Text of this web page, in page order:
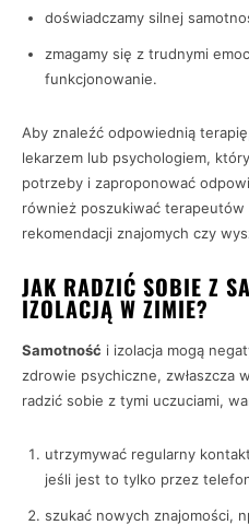
doświadczamy silnej
zmagamy się z trudnymi
funkcjonowanie.
Aby znaleźć odpowiednią
lekarzem lub psychologiem,
potrzeby i zaproponować
również poszukiwać terapeutów
rekomendacji znajomych czy
JAK RADZIĆ SOBIE Z
IZOLACJĄ W ZIMIE?
Samotność i izolacja mogą
zdrowie psychiczne, zwłaszcza
radzić sobie z tymi uczuciami,
utrzymywać regularny
jeśli jest to tylko przez
szukać nowych znajomości,